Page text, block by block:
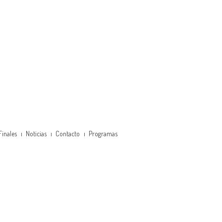
Noticias Contacto Programas